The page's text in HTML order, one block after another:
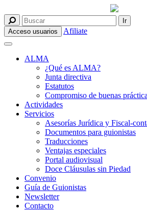
Acceso usuarios Afiliate
ALMA
¿Qué es ALMA?
Junta directiva
Estatutos
Compromiso de buenas
Actividades
Servicios
Asesorías Jurídica y Fiscal-
Documentos para guionistas
Traducciones
Ventajas especiales
Portal audiovisual
Doce Cláusulas sin Piedad
Convenio
Guía de Guionistas
Newsletter
Contacto